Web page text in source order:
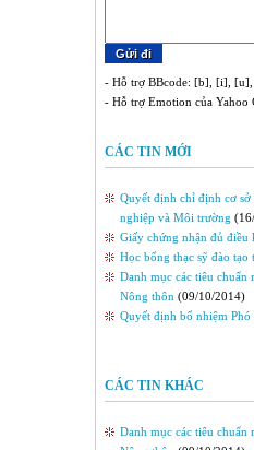
- Hỗ trợ BBcode: [b], [i],
- Hỗ trợ Emotion của Yahoo
CÁC TIN MỚI
Quyết định chỉ định cơ
nghiệp và Môi trường
Giấy chứng nhận đủ điều
Học bổng thạc sỹ đào
Danh mục các tiêu
Nông thôn (09/10/2014)
Quyết định bổ nhiệm
CÁC TIN KHÁC
Danh mục các tiêu